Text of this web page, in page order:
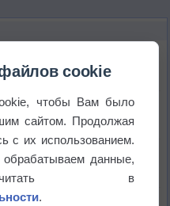
маршрут через тень
морские волны тепла
cookie
чтобы Вам было
сайтом. Продолжая
с их использованием.
данные,
в
.